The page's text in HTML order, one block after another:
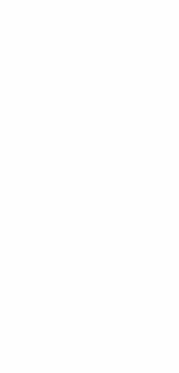
a starostlivosti o deti